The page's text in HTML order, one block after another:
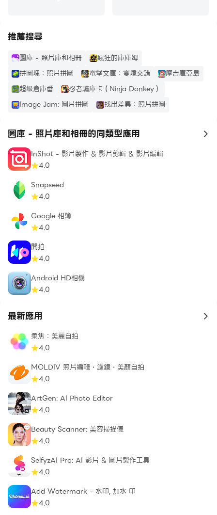
☆ 按名稱、日期、大小等排序
☆ 流暢的圖庫用戶界面
☆ 將任何圖片設置為壁紙
☆ 從畫廊分享到社交網絡
☆ 黑暗模式
圖庫 - 照片庫和相冊是一款有趣且功能齊全的圖庫應用，
井井有條！ 🎉🎊
推薦搜尋
圖庫 - 照片庫和相冊
瘋狂的庫庫姆
拼圖塊：照片拼圖
電擊文庫：零境交錯
摩吉庫亞島
超級倉庫番
忍者驢庫卡（Ninja Donkey）
Image Jam: 圖片拼圖
找出差異：照片拼圖
圖庫 - 照片庫和相冊的同類型應用 to
InShot - 影片製作 & 影片剪輯 & 影片編輯
4.0
Snapseed
4.0
Google 相簿
4.0
開拍
4.0
Android HD相機
4.0
最新應用 to
柔焦：美麗自拍
4.0
MOLDIV 照片編輯・濾鏡・美顏自拍
4.0
ArtGen: AI Photo Editor
4.0
Beauty Scanner: 美容掃描儀
4.0
SelfyzAI Pro: AI 影片 & 圖片製作工具
4.0
Add Watermark - 水印, 加水 印
4.0